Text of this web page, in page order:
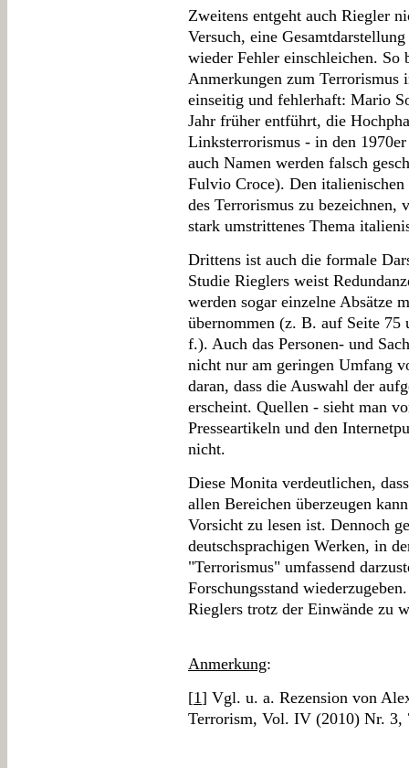
Zweitens entgeht auch Riegler
Versuch, eine
wieder Fehler einschleichen. So
Anmerkungen zum Terrorismus
einseitig und fehlerhaft: Mario
Jahr früher entführt, die
Linksterrorismus - in den
auch Namen werden falsch
Fulvio Croce). Den
des Terrorismus zu bezeichnen,
stark umstrittenes Thema
Drittens ist auch die formale
Studie Rieglers weist
werden sogar einzelne Absätze
übernommen (z. B. auf Seite 75
f.). Auch das Personen- und
nicht nur am geringen Umfang
daran, dass die Auswahl der
erscheint. Quellen - sieht man
Presseartikeln und den
nicht.
Diese Monita verdeutlichen,
allen Bereichen überzeugen
Vorsicht zu lesen ist. Dennoch
deutschsprachigen Werken, in
"Terrorismus" umfassend
Forschungsstand
Rieglers trotz der Einwände zu
Anmerkung:
[1] Vgl. u. a. Rezension von
Terrorism, Vol. IV (2010) Nr. 3,